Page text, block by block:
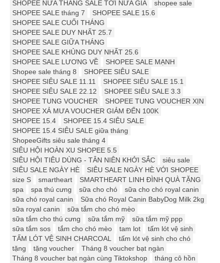
SHOPEE NỬA THÁNG SALE TỚI NỬA GIÁ
shopee sale
SHOPEE SALE tháng 7
SHOPEE SALE 15.6
SHOPEE SALE CUỐI THÁNG
SHOPEE SALE DUY NHẤT 25.7
SHOPEE SALE GIỮA THÁNG
SHOPEE SALE KHỦNG DUY NHẤT 25.6
SHOPEE SALE LƯƠNG VỀ
SHOPEE SALE MẠNH
Shopee sale tháng 8
SHOPEE SIÊU SALE
SHOPEE SIÊU SALE 11.11
SHOPEE SIÊU SALE 15.1
SHOPEE SIÊU SALE 22.12
SHOPEE SIÊU SALE 3.3
SHOPEE TUNG VOUCHER
SHOPEE TUNG VOUCHER XỊN
SHOPEE XẢ MƯA VOUCHER GIẢM ĐẾN 100K
SHOPEE 15.4
SHOPEE 15.4 SIÊU SALE
SHOPEE 15.4 SIÊU SALE giữa tháng
ShopeeGifts siêu sale tháng 4
SIÊU HỘI HOÀN XU SHOPEE 5.5
SIÊU HỘI TIÊU DÙNG - TÂN NIÊN KHỞI SẮC
siêu sale
SIÊU SALE NGÀY HÈ
SIÊU SALE NGÀY HÈ VỚI SHOPEE
size S
smartheart
SMARTHEART LINH ĐÌNH QUÀ TẶNG
spa
spa thú cưng sữa cho chó
sữa cho chó royal canin
sữa chó royal canin
Sữa chó Royal Canin BabyDog Milk 2kg
sữa royal canin
sữa tắm cho chó mèo
sữa tắm cho thú cưng
sữa tắm mỹ
sữa tắm mỹ ppp
sữa tắm sos
tắm cho chó mèo tam lot
tấm lót vệ sinh
TẤM LÓT VỆ SINH CHARCOAL
tấm lót vệ sinh cho chó
tặng
tặng voucher
Tháng 8 voucher bạt ngàn
Tháng 8 voucher bạt ngàn cùng Tiktokshop
tháng cô hồn